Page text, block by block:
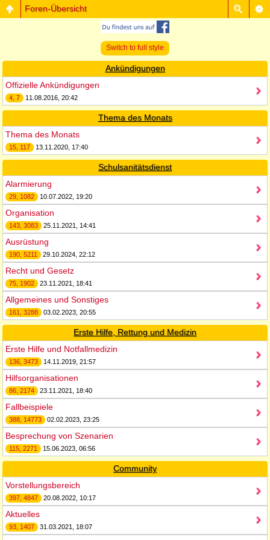
Foren-Übersicht
Switch to full style
Ankündigungen
Offizielle Ankündigungen
4, 7 11.08.2016, 20:42
Thema des Monats
Thema des Monats
15, 117 13.11.2020, 17:40
Schulsanitätsdienst
Alarmierung
29, 1082 10.07.2022, 19:20
Organisation
143, 3083 25.11.2021, 14:41
Ausrüstung
190, 5211 29.10.2024, 22:12
Recht und Gesetz
75, 1902 23.11.2021, 18:41
Allgemeines und Sonstiges
161, 3288 03.02.2023, 20:55
Erste Hilfe, Rettung und Medizin
Erste Hilfe und Notfallmedizin
136, 3473 14.11.2019, 21:57
Hilfsorganisationen
86, 2174 23.11.2021, 18:40
Fallbeispiele
388, 14773 02.02.2023, 23:25
Besprechung von Szenarien
115, 2271 15.06.2023, 06:56
Community
Vorstellungsbereich
397, 4847 20.08.2022, 10:17
Aktuelles
93, 1407 31.03.2021, 18:07